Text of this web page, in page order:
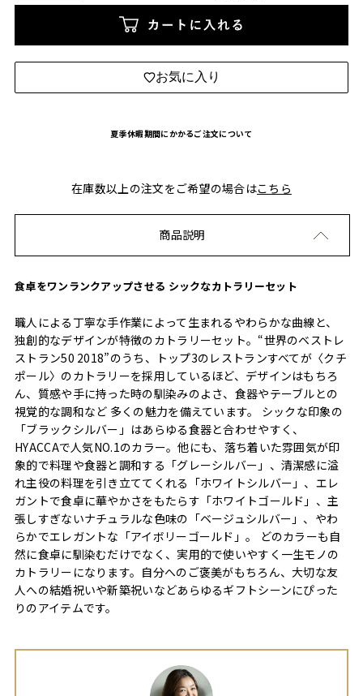
カートに入れる
お気に入り
夏季休暇期間にかかるご注文について
在庫数以上の注文をご希望の場合はこちら
商品説明
食卓をワンランクアップさせる シックなカトラリーセット
職人による丁寧な手作業によって生まれるやわらかな曲線と、
独創的なデザインが特徴のカトラリーセット。“世界のベストレ
ストラン50 2018”のうち、トップ3のレストランすべてが〈クチ
ポール〉のカトラリーを採用しているほど、デザインはもちろ
ん、質感や手に持った時の馴染みのよさ、食器やテーブルとの
視覚的な調和など 多くの魅力を備えています。 シックな印象の
「ブラックシルバー」はあらゆる食器と合わせやすく、
HYACCAで人気NO.1のカラー。他にも、落ち着いた雰囲気が印
象的で料理や食器と調和する「グレーシルバー」、清潔感に溢
れ主役の料理を引き立ててくれる「ホワイトシルバー」、エレ
ガントで食卓に華やかさをもたらす「ホワイトゴールド」、主
張しすぎないナチュラルな色味の「ベージュシルバー」、やわ
らかでエレガントな「アイボリーゴールド」。 どのカラーも自
然に食卓に馴染むだけでなく、実用的で使いやすく一生モノの
カトラリーになります。自分へのご褒美がもちろん、大切な友
人への結婚祝いや新築祝いなどあらゆるギフトシーンにぴった
りのアイテムです。